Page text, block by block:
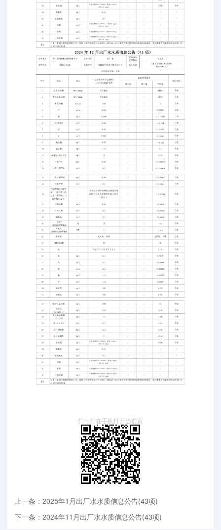
扫一扫在手机打开当前页
上一条：2025年1月出厂水水质信息公告(43项)
下一条：2024年11月出厂水水质信息公告(43项)